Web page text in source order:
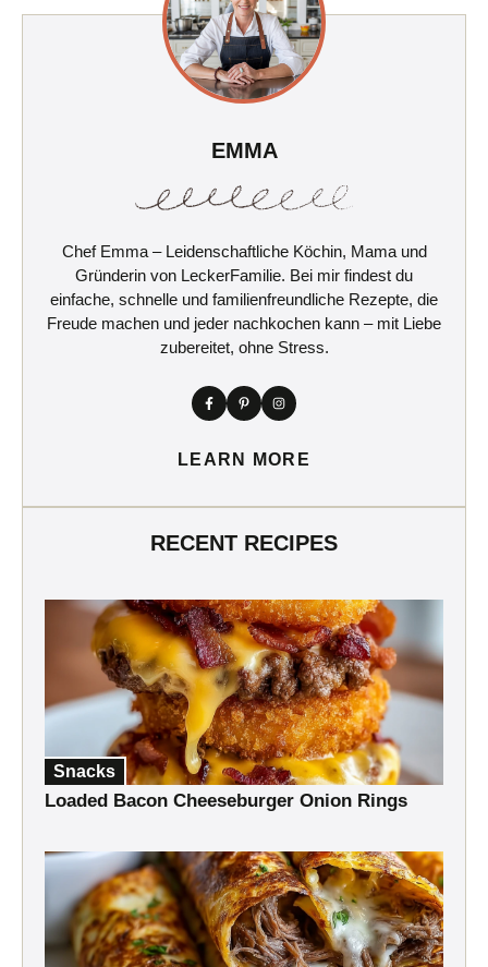
EMMA
Chef Emma – Leidenschaftliche Köchin, Mama und
Gründerin von LeckerFamilie. Bei mir findest du
einfache, schnelle und familienfreundliche Rezepte, die
Freude machen und jeder nachkochen kann – mit Liebe
zubereitet, ohne Stress.
LEARN MORE
RECENT RECIPES
Snacks
Loaded Bacon Cheeseburger Onion Rings